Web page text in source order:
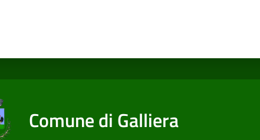
Comune di Galliera